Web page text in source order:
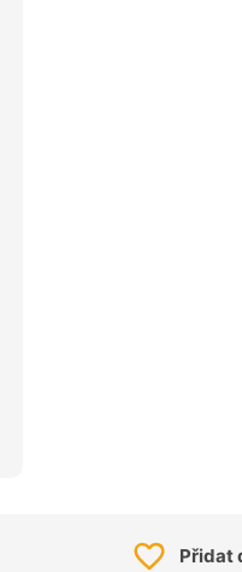
Přidat